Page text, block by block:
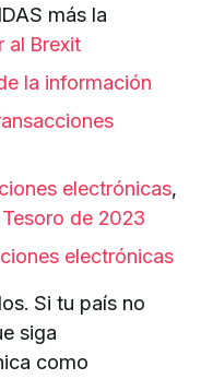
más la
al Brexit
la información
electrónicas,
de 2023
electrónicas
Si tu país no
siga
como